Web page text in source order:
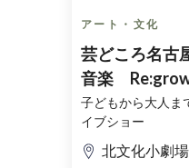
アート・文化
芸どころ名古
音楽 Re:grow
森が目を覚ま
子どもから大人ま
イブショー
北文化小劇場